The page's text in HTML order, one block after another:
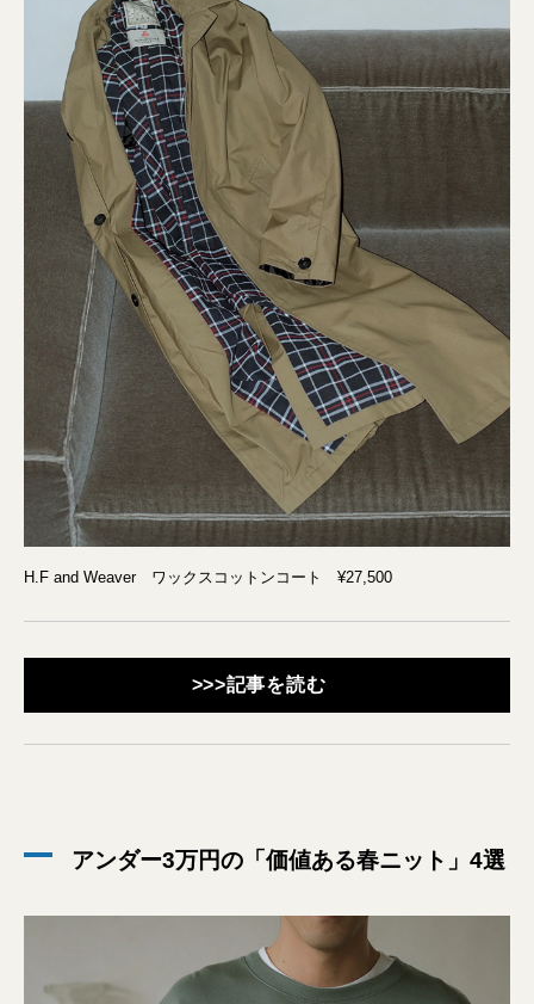
H.F and Weaver ワックスコットンコート ¥27,500
>>>記事を読む
アンダー3万円の「価値ある春ニット」4選